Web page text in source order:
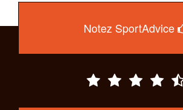
Notez SportAdvice